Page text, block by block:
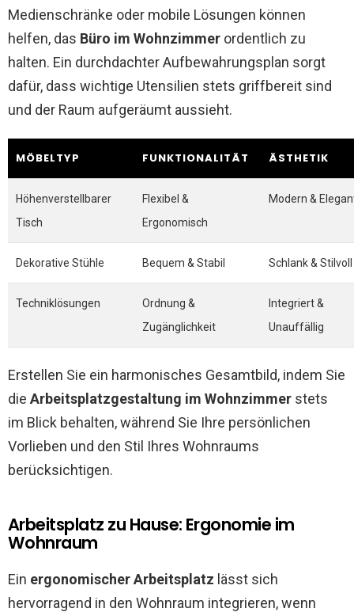
Medienschränke oder mobile Lösungen können
helfen, das Büro im Wohnzimmer ordentlich zu
halten. Ein durchdachter Aufbewahrungsplan sorgt
dafür, dass wichtige Utensilien stets griffbereit sind
und der Raum aufgeräumt aussieht.
MÖBELTYP FUNKTIONALITÄT ÄSTHETIK
Höhenverstellbarer
Tisch
Flexibel &
Ergonomisch
Modern &
Dekorative Stühle Bequem & Stabil Schlank & Stilvoll
Techniklösungen
Ordnung &
Zugänglichkeit
Integriert &
Unauffällig
Erstellen Sie ein harmonisches Gesamtbild, indem Sie
die Arbeitsplatzgestaltung im Wohnzimmer stets
im Blick behalten, während Sie Ihre persönlichen
Vorlieben und den Stil Ihres Wohnraums
berücksichtigen.
Arbeitsplatz zu Hause: Ergonomie im
Wohnraum
Ein ergonomischer Arbeitsplatz lässt sich
hervorragend in den Wohnraum integrieren, wenn